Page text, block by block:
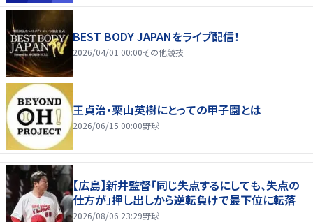
BEST BODY JAPANをライブ配信！
2026/04/01 00:00その他競技
王貞治・栗山英樹にとっての甲子園とは
2026/06/15 00:00野球
【広島】新井監督「同じ失点するにしても、失点の
仕方が」押し出しから逆転負けで最下位に転落
2026/08/06 23:29野球